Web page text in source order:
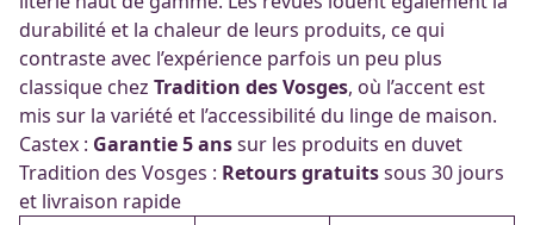
durabilité et la chaleur de leurs produits, ce qui
contraste avec l’expérience parfois un peu plus
classique chez Tradition des Vosges, où l’accent est
mis sur la variété et l’accessibilité du linge de maison.
Castex : Garantie 5 anssur les produits en duvet
Tradition des Vosges : Retours gratuitssous 30 jours
et livraison rapide